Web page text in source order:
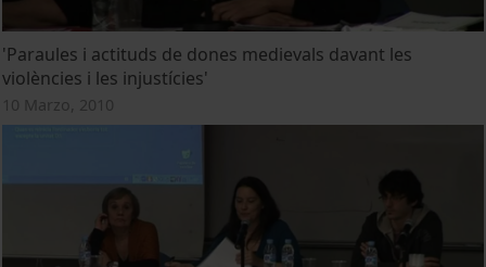
'Paraules i actituds de dones medievals davant les
violències i les injustícies'
10 Marzo, 2010